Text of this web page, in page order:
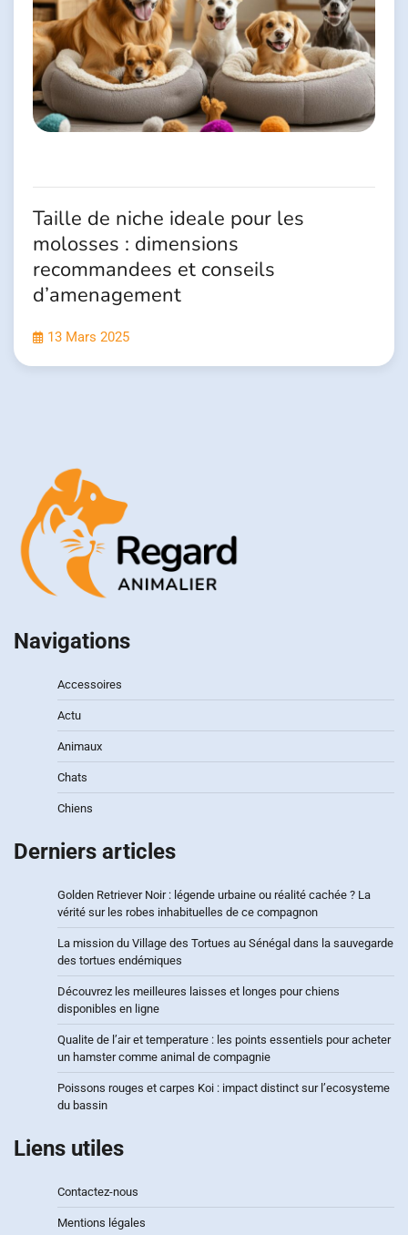
Taille de niche ideale pour les
molosses : dimensions
recommandees et conseils
d’amenagement
13 Mars 2025
Navigations
Accessoires
Actu
Animaux
Chats
Chiens
Derniers articles
Golden Retriever Noir : légende urbaine ou réalité cachée ? La
vérité sur les robes inhabituelles de ce compagnon
La mission du Village des Tortues au Sénégal dans la sauvegarde
des tortues endémiques
Découvrez les meilleures laisses et longes pour chiens
disponibles en ligne
Qualite de l’air et temperature : les points essentiels pour acheter
un hamster comme animal de compagnie
Poissons rouges et carpes Koi : impact distinct sur l’ecosysteme
du bassin
Liens utiles
Contactez-nous
Mentions légales